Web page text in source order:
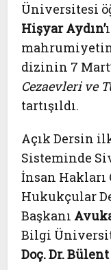
Üniversitesi
Hişyar Aydın’
dizinin 7
Cezaevleri ve
tartışıldı.
Açık Dersin
Sisteminde
İnsan Hakları
Hukukçular
Başkanı
Bilgi
Doç. Dr.